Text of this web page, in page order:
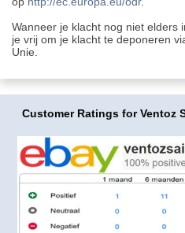
Wanneer je klacht nog niet elders
je vrij om je klacht te deponeren
Unie.
Customer Ratings for Ventoz